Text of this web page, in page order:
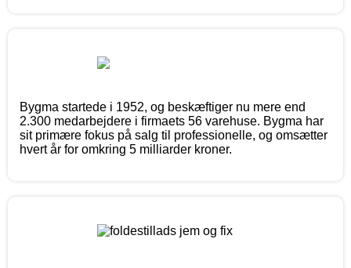
Bygma startede i 1952, og beskæftiger nu mere end
2.300 medarbejdere i firmaets 56 varehuse. Bygma har
sit primære fokus på salg til professionelle, og omsætter
hvert år for omkring 5 milliarder kroner.